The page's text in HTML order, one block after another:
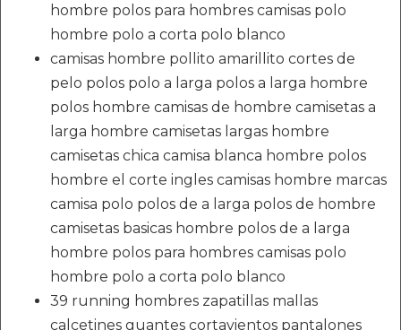
hombre polos para hombres camisas polo
hombre polo a corta polo blanco
camisas hombre pollito amarillito cortes de
pelo polos polo a larga polos a larga hombre
polos hombre camisas de hombre camisetas a
larga hombre camisetas largas hombre
camisetas chica camisa blanca hombre polos
hombre el corte ingles camisas hombre marcas
camisa polo polos de a larga polos de hombre
camisetas basicas hombre polos de a larga
hombre polos para hombres camisas polo
hombre polo a corta polo blanco
39 running hombres zapatillas mallas
calcetines guantes cortavientos pantalones